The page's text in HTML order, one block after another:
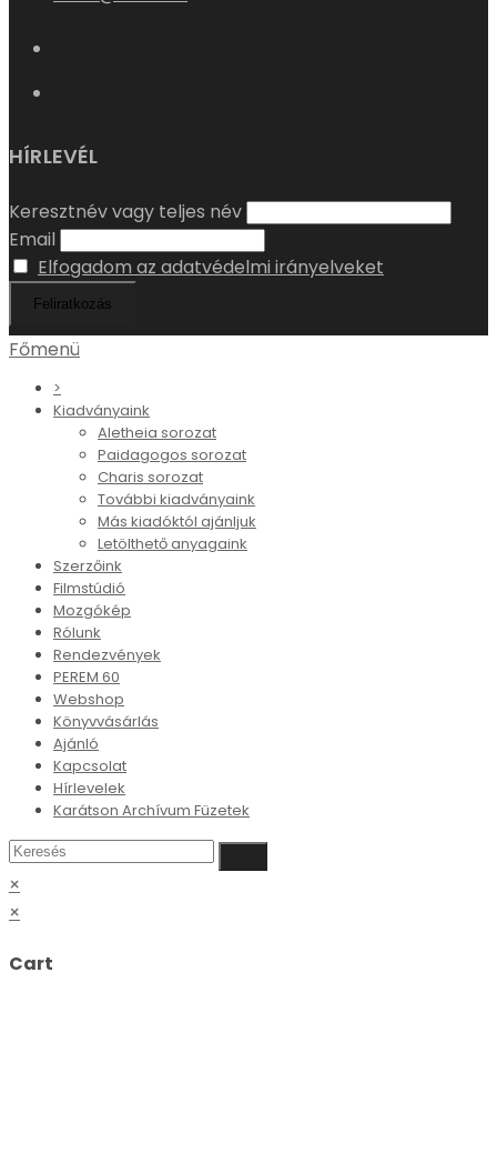
HÍRLEVÉL
Keresztnév vagy teljes név
Email
Elfogadom az adatvédelmi irányelveket
Főmenü
>
Kiadványaink
Aletheia sorozat
Paidagogos sorozat
Charis sorozat
További kiadványaink
Más kiadóktól ajánljuk
Letölthető anyagaink
Szerzőink
Filmstúdió
Mozgókép
Rólunk
Rendezvények
PEREM 60
Webshop
Könyvvásárlás
Ajánló
Kapcsolat
Hírlevelek
Karátson Archívum Füzetek
×
×
Cart